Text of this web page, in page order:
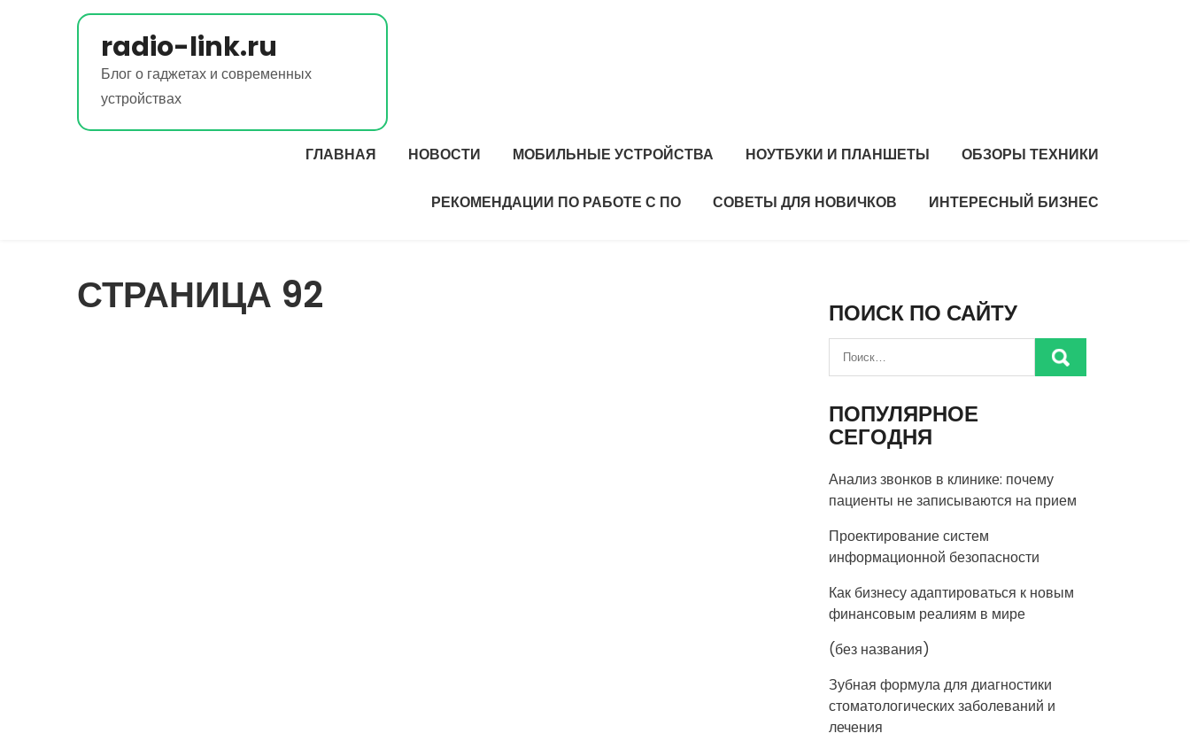
radio-link.ru
Блог о гаджетах и современных
устройствах
ГЛАВНАЯ НОВОСТИ МОБИЛЬНЫЕ УСТРОЙСТВА НОУТБУКИ И ПЛАНШЕТЫ ОБЗОРЫ ТЕХНИКИ
РЕКОМЕНДАЦИИ ПО РАБОТЕ С ПО СОВЕТЫ ДЛЯ НОВИЧКОВ ИНТЕРЕСНЫЙ БИЗНЕС
СТРАНИЦА 92 ПОИСК ПО САЙТУ
ПОПУЛЯРНОЕ
СЕГОДНЯ
Анализ звонков в клинике: почему
пациенты не записываются на прием
Проектирование систем
информационной безопасности
Как бизнесу адаптироваться к новым
финансовым реалиям в мире
(без названия)
Зубная формула для диагностики
стоматологических заболеваний и
лечения